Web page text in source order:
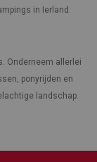
in Ierland.
Onderneem allerlei
ponyrijden en
landschap.